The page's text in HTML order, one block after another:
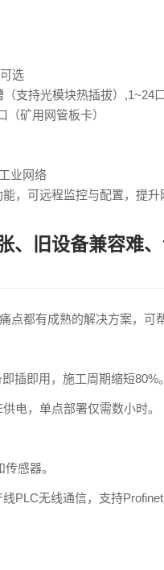
选
支持光模块热插拔）,1~24
矿用网管板卡）
业网络
，可远程监控与配置，提
、旧设备兼容难
都有成熟的解决方案，可
插即用，施工周期缩短80%。
电，单点部署仅需数小时。
感器。
PLC无线通信，支持